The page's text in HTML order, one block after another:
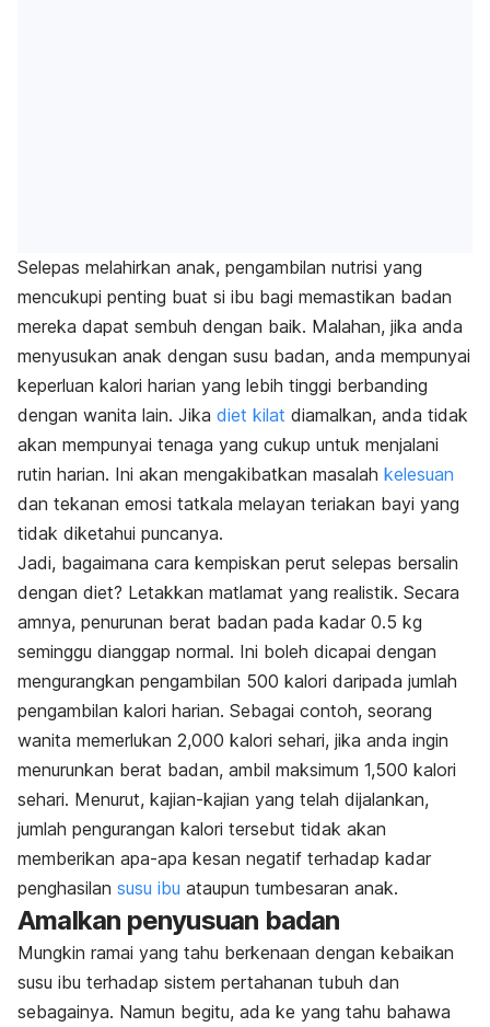
Selepas melahirkan anak, pengambilan nutrisi yang
mencukupi penting buat si ibu bagi memastikan badan
mereka dapat sembuh dengan baik. Malahan, jika anda
menyusukan anak dengan susu badan, anda mempunyai
keperluan kalori harian yang lebih tinggi berbanding
dengan wanita lain. Jika diet kilat diamalkan, anda tidak
akan mempunyai tenaga yang cukup untuk menjalani
rutin harian. Ini akan mengakibatkan masalah kelesuan
dan tekanan emosi tatkala melayan teriakan bayi yang
tidak diketahui puncanya.
Jadi, bagaimana cara kempiskan perut selepas bersalin
dengan diet? Letakkan matlamat yang realistik. Secara
amnya, penurunan berat badan pada kadar 0.5 kg
seminggu dianggap normal. Ini boleh dicapai dengan
mengurangkan pengambilan 500 kalori daripada jumlah
pengambilan kalori harian. Sebagai contoh, seorang
wanita memerlukan 2,000 kalori sehari, jika anda ingin
menurunkan berat badan, ambil maksimum 1,500 kalori
sehari. Menurut, kajian-kajian yang telah dijalankan,
jumlah pengurangan kalori tersebut tidak akan
memberikan apa-apa kesan negatif terhadap kadar
penghasilan susu ibu ataupun tumbesaran anak.
Amalkan penyusuan badan
Mungkin ramai yang tahu berkenaan dengan kebaikan
susu ibu terhadap sistem pertahanan tubuh dan
sebagainya. Namun begitu, ada ke yang tahu bahawa